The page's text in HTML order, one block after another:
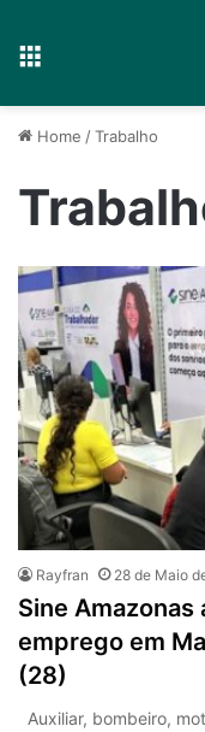
Home /Trabalho
Rayfran 28 de Maio
Sine Amazonas
emprego em
(28)
Auxiliar, bombeiro,